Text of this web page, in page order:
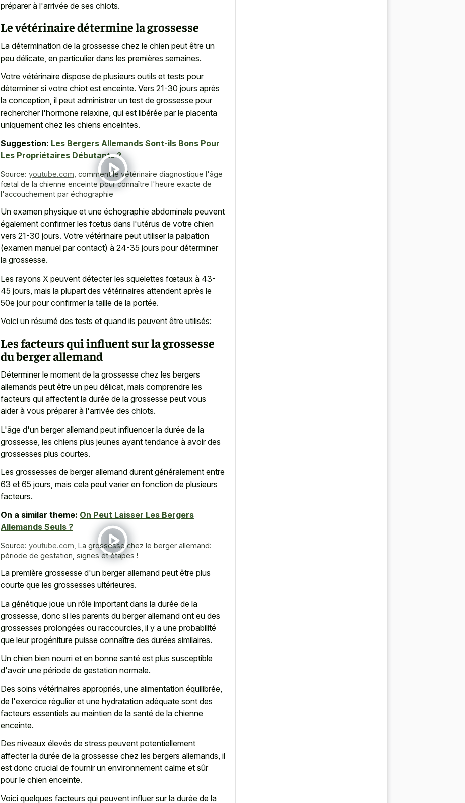
préparer à l'arrivée de ses chiots.
Le vétérinaire détermine la grossesse
La détermination de la grossesse chez le chien peut être un
peu délicate, en particulier dans les premières semaines.
Votre vétérinaire dispose de plusieurs outils et tests pour
déterminer si votre chiot est enceinte. Vers 21-30 jours après
la conception, il peut administrer un test de grossesse pour
rechercher l'hormone relaxine, qui est libérée par le placenta
uniquement chez les chiens enceintes.
Suggestion: Les Bergers Allemands Sont-ils Bons Pour
Les Propriétaires Débutants ?
Source: youtube.com comment le vétérinaire diagnostique l'âge
fœtal de la chienne enceinte pour connaître l'heure exacte de
l'accouchement par échographie
Un examen physique et une échographie abdominale peuvent
également confirmer les fœtus dans l'utérus de votre chien
vers 21-30 jours. Votre vétérinaire peut utiliser la palpation
(examen manuel par contact) à 24-35 jours pour déterminer
la grossesse.
Les rayons X peuvent détecter les squelettes fœtaux à 43-
45 jours, mais la plupart des vétérinaires attendent après le
50e jour pour confirmer la taille de la portée.
Voici un résumé des tests et quand ils peuvent être utilisés:
Les facteurs qui influent sur la grossesse
du berger allemand
Déterminer le moment de la grossesse chez les bergers
allemands peut être un peu délicat, mais comprendre les
facteurs qui affectent la durée de la grossesse peut vous
aider à vous préparer à l'arrivée des chiots.
L'âge d'un berger allemand peut influencer la durée de la
grossesse, les chiens plus jeunes ayant tendance à avoir des
grossesses plus courtes.
Les grossesses de berger allemand durent généralement entre
63 et 65 jours, mais cela peut varier en fonction de plusieurs
facteurs.
On a similar theme: On Peut Laisser Les Bergers
Allemands Seuls ?
Source: youtube.com La grossesse chez le berger allemand:
période de gestation, signes et étapes !
La première grossesse d'un berger allemand peut être plus
courte que les grossesses ultérieures.
La génétique joue un rôle important dans la durée de la
grossesse, donc si les parents du berger allemand ont eu des
grossesses prolongées ou raccourcies, il y a une probabilité
que leur progéniture puisse connaître des durées similaires.
Un chien bien nourri et en bonne santé est plus susceptible
d'avoir une période de gestation normale.
Des soins vétérinaires appropriés, une alimentation équilibrée,
de l'exercice régulier et une hydratation adéquate sont des
facteurs essentiels au maintien de la santé de la chienne
enceinte.
Des niveaux élevés de stress peuvent potentiellement
affecter la durée de la grossesse chez les bergers allemands, il
est donc crucial de fournir un environnement calme et sûr
pour le chien enceinte.
Voici quelques facteurs qui peuvent influer sur la durée de la